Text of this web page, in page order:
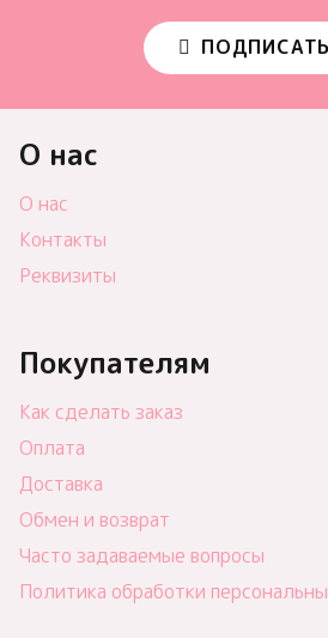
О нас
О нас
Контакты
Реквизиты
Покупателям
Как сделать заказ
Оплата
Доставка
Обмен и возврат
Часто задаваемые вопросы
Политика обработки